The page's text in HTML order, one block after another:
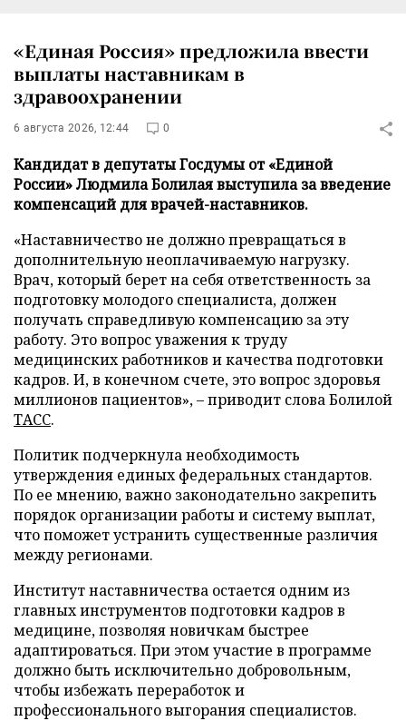
«Единая Россия» предложила ввести
выплаты наставникам в
здравоохранении
6 августа 2026, 12:44 0
Кандидат в депутаты Госдумы от «Единой
России» Людмила Болилая выступила за введение
компенсаций для врачей-наставников.
«Наставничество не должно превращаться в
дополнительную неоплачиваемую нагрузку.
Врач, который берет на себя ответственность за
подготовку молодого специалиста, должен
получать справедливую компенсацию за эту
работу. Это вопрос уважения к труду
медицинских работников и качества подготовки
кадров. И, в конечном счете, это вопрос здоровья
миллионов пациентов», – приводит слова Болилой
ТАСС.
Политик подчеркнула необходимость
утверждения единых федеральных стандартов.
По ее мнению, важно законодательно закрепить
порядок организации работы и систему выплат,
что поможет устранить существенные различия
между регионами.
Институт наставничества остается одним из
главных инструментов подготовки кадров в
медицине, позволяя новичкам быстрее
адаптироваться. При этом участие в программе
должно быть исключительно добровольным,
чтобы избежать переработок и
профессионального выгорания специалистов.